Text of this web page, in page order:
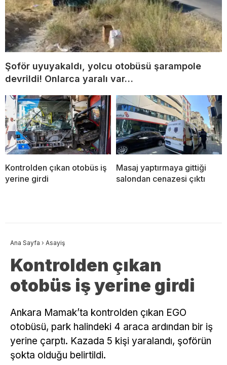
Şoför uyuyakaldı, yolcu otobüsü şarampole
devrildi! Onlarca yaralı var…
Kontrolden çıkan otobüs iş
yerine girdi
Masaj yaptırmaya gittiği
salondan cenazesi çıktı
Ana Sayfa › Asayiş
Kontrolden çıkan
otobüs iş yerine girdi
Ankara Mamak’ta kontrolden çıkan EGO
otobüsü, park halindeki 4 araca ardından bir iş
yerine çarptı. Kazada 5 kişi yaralandı, şoförün
şokta olduğu belirtildi.